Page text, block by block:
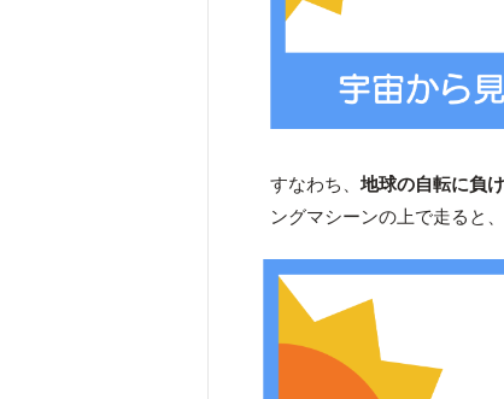
すなわち、地球の自転に負
ングマシーンの上で走ると